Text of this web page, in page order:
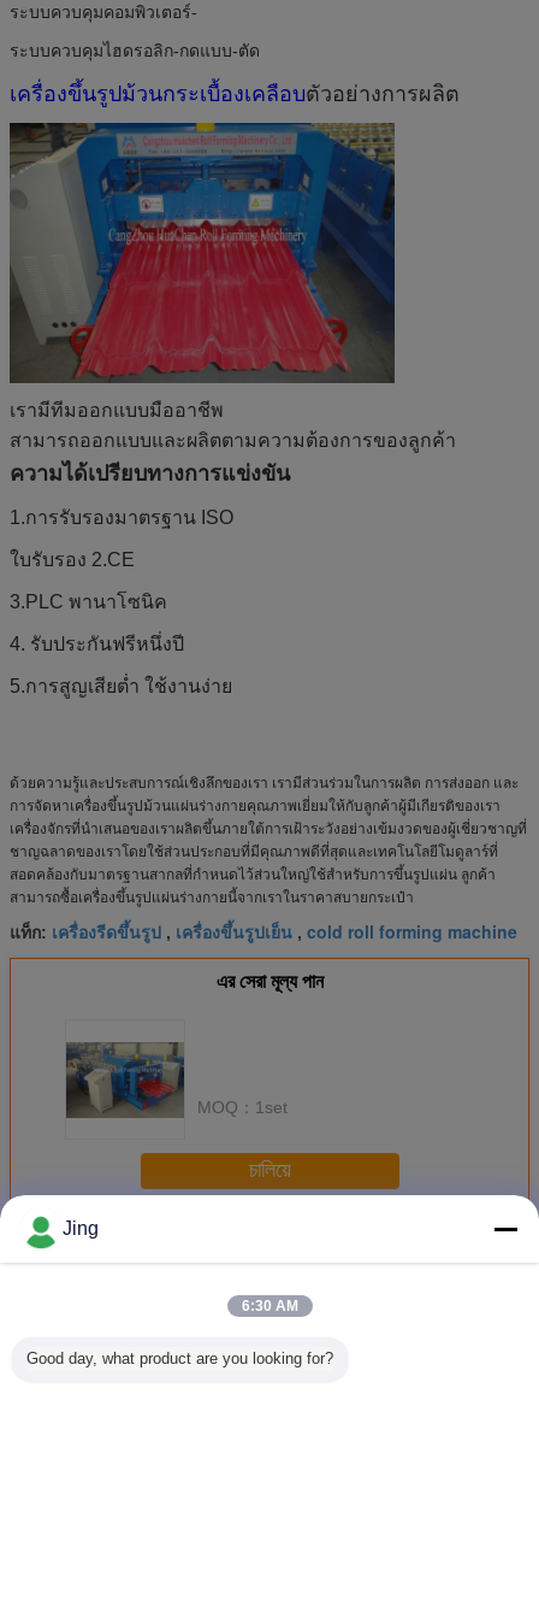
ระบบควบคุมคอมพิวเตอร์-
ระบบควบคุมไฮดรอลิก-กดแบบ-ตัด
เครื่องขึ้นรูปม้วนกระเบื้องเคลือบตัวอย่างการผลิต
เรามีทีมออกแบบมืออาชีพ
สามารถออกแบบและผลิตตามความต้องการของลูกค้า
ความได้เปรียบทางการแข่งขัน
1.การรับรองมาตรฐาน ISO
ใบรับรอง 2.CE
3.PLC พานาโซนิค
4. รับประกันฟรีหนึ่งปี
5.การสูญเสียต่ำ ใช้งานง่าย
ด้วยความรู้และประสบการณ์เชิงลึกของเรา เรามีส่วนร่วมในการผลิต การส่งออก และ
การจัดหาเครื่องขึ้นรูปม้วนแผ่นร่างกายคุณภาพเยี่ยมให้กับลูกค้าผู้มีเกียรติของเรา
เครื่องจักรที่นำเสนอของเราผลิตขึ้นภายใต้การเฝ้าระวังอย่างเข้มงวดของผู้เชี่ยวชาญที่
ชาญฉลาดของเราโดยใช้ส่วนประกอบที่มีคุณภาพดีที่สุดและเทคโนโลยีโมดูลาร์ที่
สอดคล้องกับมาตรฐานสากลที่กำหนดไว้ส่วนใหญ่ใช้สำหรับการขึ้นรูปแผ่น ลูกค้า
สามารถซื้อเครื่องขึ้นรูปแผ่นร่างกายนี้จากเราในราคาสบายกระเป๋า
แท็ก: เครื่องรีดขึ้นรูป , เครื่องขึ้นรูปเย็น , cold roll forming machine
এর সেরা মূল্য পান
MOQ： 1set
চালিয়ে
มากกว่าเครื่องเคลือบกระเบื้องมุงหลังคา
Jing
6:30 AM
Good day, what product are you looking for?